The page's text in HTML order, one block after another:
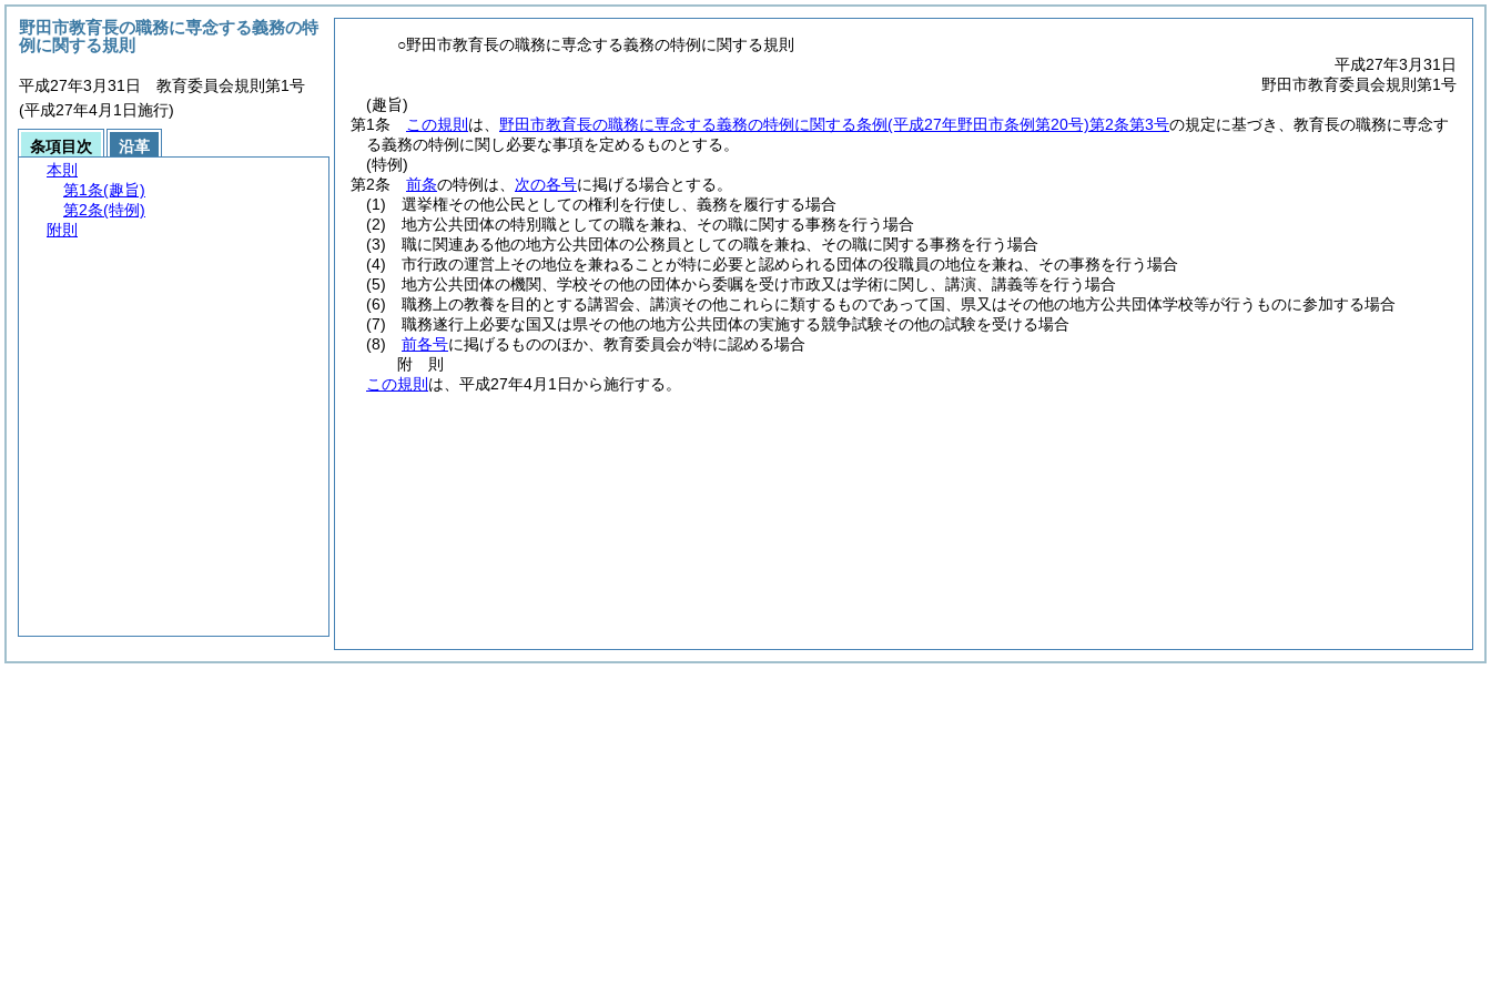
○野田市教育長の職務に専念する義務の特例に関する規則
平成27年3月31日
野田市教育委員会規則第1号
(趣旨)
第1条
この規則 は、 野田市教育長の職務に専念する義務の特例に関する条例(平成27年野田市条例第20号)第2条第3号の規定に基づき、教育長の職務に専念す
る義務の特例に関し必要な事項を定めるものとする。
(特例)
第2条
前条の特例は、 次の各号に掲げる場合とする。
(1)
選挙権その他公民としての権利を行使し、義務を履行する場合
(2)
地方公共団体の特別職としての職を兼ね、その職に関する事務を行う場合
(3)
職に関連ある他の地方公共団体の公務員としての職を兼ね、その職に関する事務を行う場合
(4)
市行政の運営上その地位を兼ねることが特に必要と認められる団体の役職員の地位を兼ね、その事務を行う場合
(5)
地方公共団体の機関、学校その他の団体から委嘱を受け市政又は学術に関し、講演、講義等を行う場合
(6)
職務上の教養を目的とする講習会、講演その他これらに類するものであって国、県又はその他の地方公共団体学校等が行うものに参加する場合
(7)
職務遂行上必要な国又は県その他の地方公共団体の実施する競争試験その他の試験を受ける場合
(8)
前各号に掲げるもののほか、教育委員会が特に認める場合
附 則
この規則 は、平成27年4月1日から施行する。
野田市教育長の職務に専念する義務の特
例に関する規則
平成27年3月31日 教育委員会規則第1号
(平成27年4月1日施行)
条項目次
沿革
本則
第1条(趣旨)
第2条(特例)
附則